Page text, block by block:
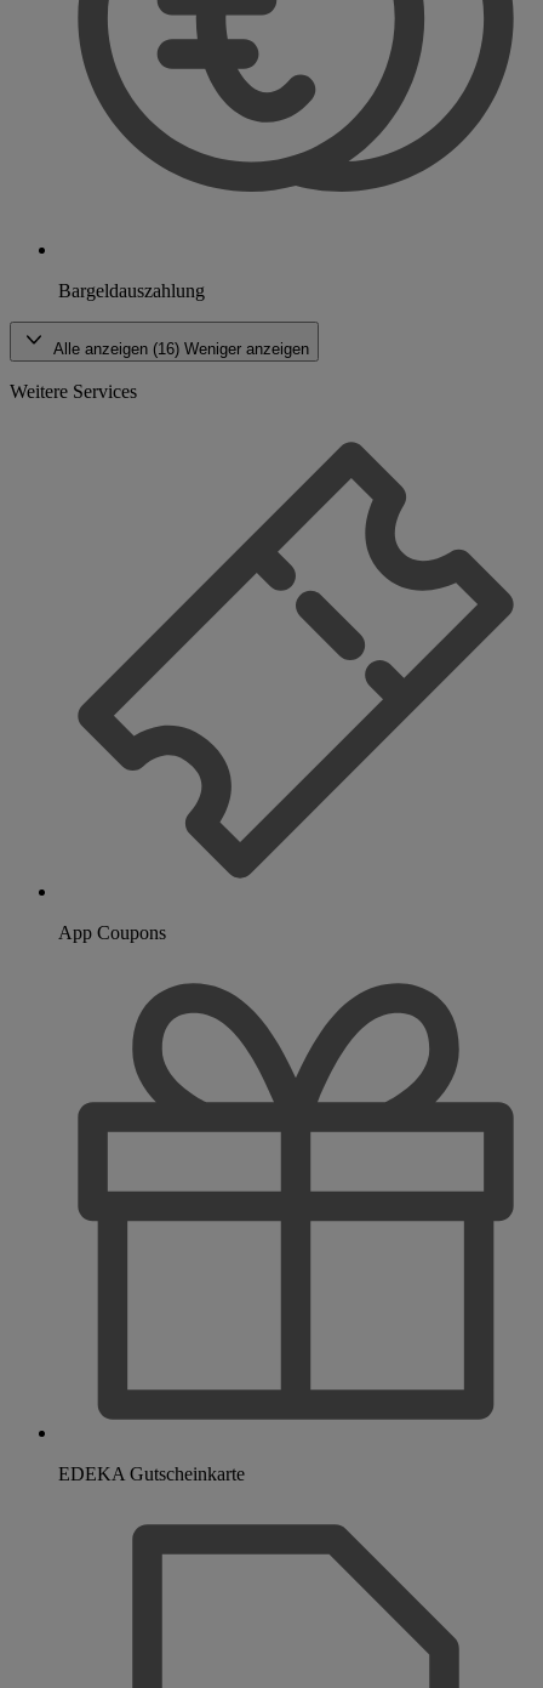
Bargeldauszahlung
Alle anzeigen (16) Weniger anzeigen
Weitere Services
App Coupons
EDEKA Gutscheinkarte